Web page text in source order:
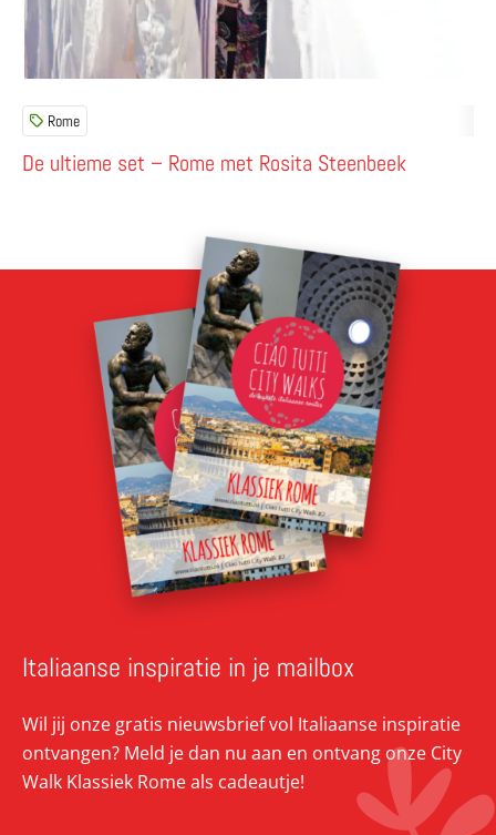
De ultieme set – Rome met Rosita Steenbeek
Rome
Italiaanse inspiratie in je mailbox
Wil jij onze gratis nieuwsbrief vol Italiaanse inspiratie
ontvangen? Meld je dan nu aan en ontvang onze City
Walk Klassiek Rome als cadeautje!